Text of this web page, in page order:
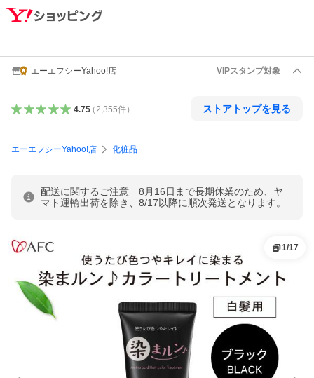
エーエフシーYahoo!店 VIPスタンプ対象
4.75（ 2,355件） ストアトップを見る
エーエフシーYahoo!店 化粧品
配送に関するご注意 8月16日まで長期休業のため、ヤ
マト運輸出荷を除き、8/17以降に順次発送となります。
1/17